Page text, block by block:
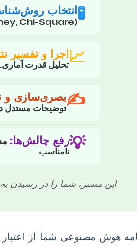
🧪 انتخاب
(T-Test, ANOVA, Mann-Whitney, Chi-Square).
📈 اجرا و تفسیر
تحلیل قدرت آماری.
✍️بصری‌سازی و
توضیحات مستدل
💡رفع چالش‌ها:
نامناسب.
این مسیر، شما را در رسیدن
هوش مصنوعی شما از